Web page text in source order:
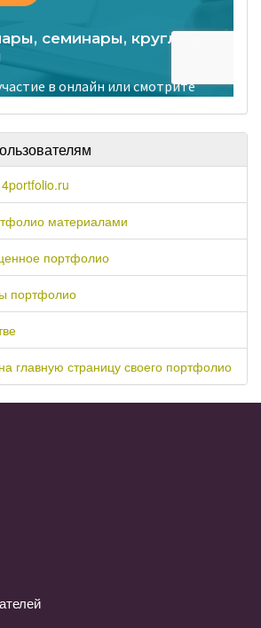
материалами
портфолио
портфолио
главную страницу своего портфолио